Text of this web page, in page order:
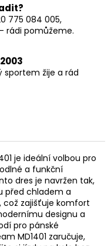
775 084 005,
rádi pomůžeme.
sportem žije a rád
je ideální volbou pro
a funkční
dres je navržen tak,
před chladem a
což zajišťuje komfort
designu a
pro pánské
MD1401 zaručuje,